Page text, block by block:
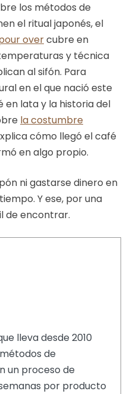
los métodos de
el ritual japonés, el
overcubre en
y técnica
al sifón. Para
en el que nació este
en lata y la historia del
la costumbre
cómo llegó el café
en algo propio.
ni gastarse dinero en
Y ese, por una
de encontrar.
lleva desde 2010
de
un proceso de
por producto